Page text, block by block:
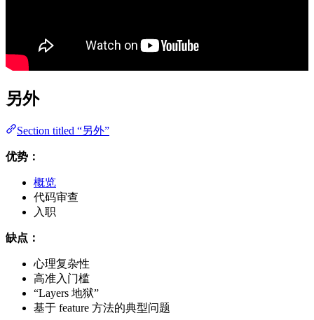
另外
Section titled “另外”
优势：
概览
代码审查
入职
缺点：
心理复杂性
高准入门槛
“Layers 地狱”
基于 feature 方法的典型问题